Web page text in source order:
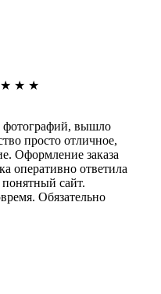
★ ★ ★
фотографий, вышло
просто отличное,
Оформление заказа
оперативно ответила
сайт.
Обязательно